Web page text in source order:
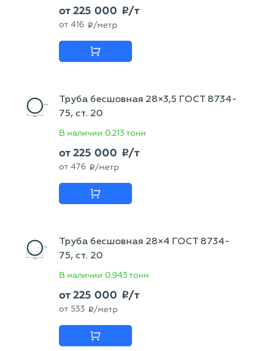
от225 000 p/т
от 416 p /метр
Труба бесшовная 28×3,5 ГОСТ 8734-
75, ст. 20
В наличии 0.213 тонн
от225 000 p/т
от 476 p /метр
Труба бесшовная 28×4 ГОСТ 8734-
75, ст. 20
В наличии 0.943 тонн
от225 000 p/т
от 533 p /метр